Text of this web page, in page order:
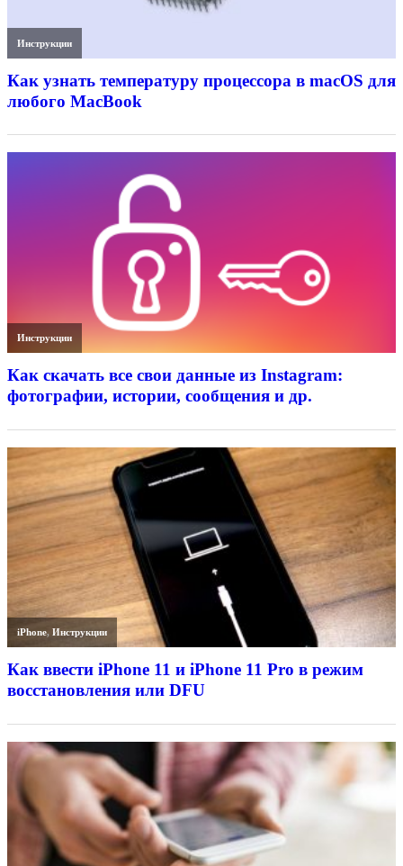
Инструкции
Как узнать температуру процессора в macOS для
любого MacBook
Инструкции
Как скачать все свои данные из Instagram:
фотографии, истории, сообщения и др.
iPhone,Инструкции
Как ввести iPhone 11 и iPhone 11 Pro в режим
восстановления или DFU